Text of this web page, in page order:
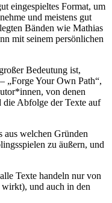
eingespieltes Format, um
und meistens gut
Bänden wie Mathias
mit seinem persönlichen
Bedeutung ist,
„Forge Your Own Path“,
von denen
die Abfolge der Texte auf
aus welchen Gründen
zu äußern, und
Texte handeln nur von
und auch in den